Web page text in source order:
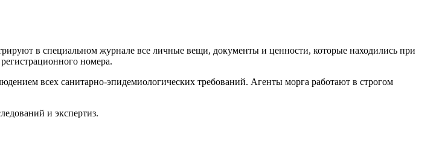
в специальном журнале все личные вещи, документы и ценности, которые находились при
номера.
всех санитарно-эпидемиологических требований. Агенты морга работают в строгом
и экспертиз.